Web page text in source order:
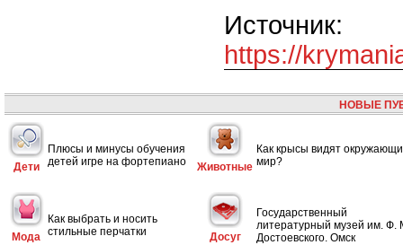
Источник:
https://
НОВЫЕ
Дети
Плюсы и минусы обучения
детей игре на фортепиано
Животные
Как крысы видят
мир?
Мода
Как выбрать и носить
стильные перчатки
Досуг
Государственный
литературный музей им. Ф.
Достоевского. Омск